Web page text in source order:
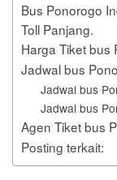
Bus Ponorogo
Toll Panjang.
Harga Tiket bus
Jadwal bus
Jadwal bus
Jadwal bus
Agen Tiket bus
Posting terkait: